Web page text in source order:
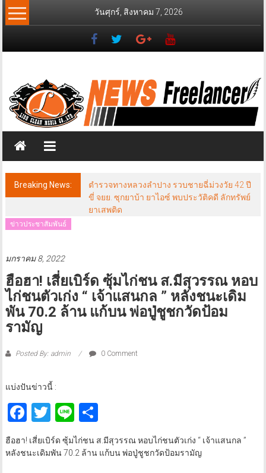
Skip
to
วันศุกร์, สิงหาคม 7, 2026
News
Freelancer
วส์
ฟรี
แลน
เซอร์
Breaking News:
ตำรวจทางหลวงลำปาง รวบชายฉี่ม่วงวัย 42 ปี
ขี่ จยย. ซุกยาบ้า ยาไอซ์ พบประวัติคดี ลักทรัพย์
ยาเสพติด
ข่าวประชาสัมพันธ์
มกราคม 8, 2022
ฮือฮา! เสี่ยเบิร์ด ซุ้มไก่ชน ส.มีสุวรรณ หอบ
ไก่ชนตัวเก่ง “ เจ้าแสนกล ” หลังชนะเดิม
พัน 70.2 ล้าน แก้บน พ่อปู่ชูชกวัดป้อม
รามัญ
Posted By: admin 0 Comment
แบ่งปันข่าวนี้ :
Facebook
Twitter
LineShare
ฮือฮา! เสี่ยเบิร์ด ซุ้มไก่ชน ส.มีสุวรรณ หอบไก่ชนตัวเก่ง “ เจ้าแสนกล ”
หลังชนะเดิมพัน 70.2 ล้าน แก้บน พ่อปู่ชูชกวัดป้อมรามัญ